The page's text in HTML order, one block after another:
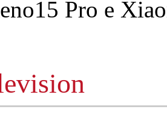
Pro e